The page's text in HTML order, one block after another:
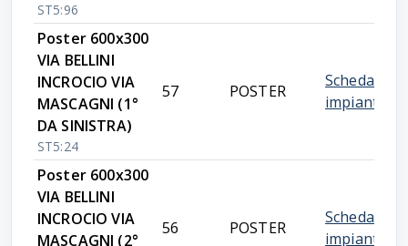
ST5:96
Poster 600x300
VIA BELLINI
INCROCIO VIA
MASCAGNI (1°
DA SINISTRA)
ST5:24
57 POSTER
Scheda
impianto
Poster 600x300
VIA BELLINI
INCROCIO VIA
MASCAGNI (2°
56 POSTER
Scheda
impianto